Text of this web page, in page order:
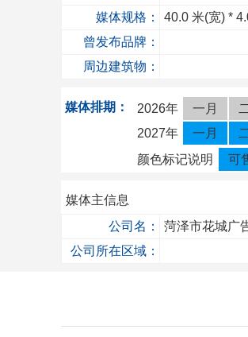
媒体规格：
40.0 米(宽) *
曾发布品牌：
周边建筑物：
媒体排期： 2026年 一月
2027年
一月
颜色标记说明
可
媒体主信息
公司名：
菏泽市花城广
公司所在区域：